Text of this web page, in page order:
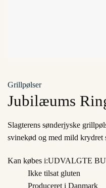
Grillpølser
Jubilæums
Slagterens sønderjyske
svinekød og med mild krydret
Kan købes i:UDVALGTE
Ikke tilsat gluten
Produceret i Danmark